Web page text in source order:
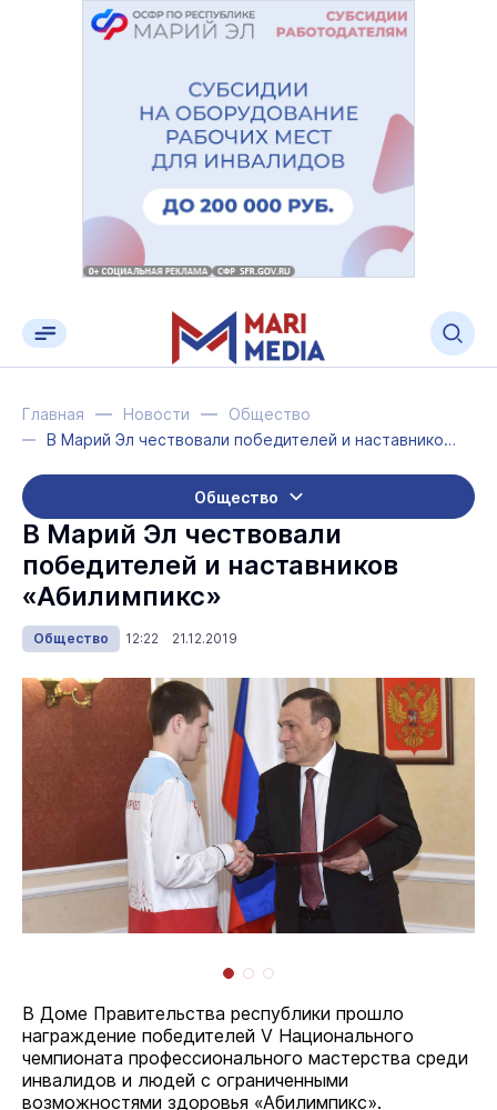
Главная Новости
Общество
В Марий Эл чествовали победителей и наставников «Абилимпикс»
Общество
В Марий Эл чествовали
победителей и наставников
«Абилимпикс»
Общество 12:22 21.12.2019
В Доме Правительства республики прошло
награждение победителей V Национального
чемпионата профессионального мастерства среди
инвалидов и людей с ограниченными
возможностями здоровья «Абилимпикс».